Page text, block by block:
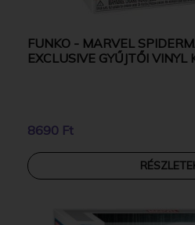
FUNKO - MARVEL
EXCLUSIVE GYŰJTŐI VINYL
8690 Ft